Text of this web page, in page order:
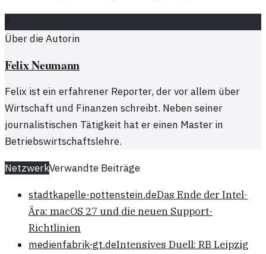
F
Über die Autorin
Felix Neumann
Felix ist ein erfahrener Reporter, der vor allem über
Wirtschaft und Finanzen schreibt. Neben seiner
journalistischen Tätigkeit hat er einen Master in
Betriebswirtschaftslehre.
NetzwerkVerwandte Beiträge
stadtkapelle-pottenstein.deDas Ende der Intel-
Ära: macOS 27 und die neuen Support-
Richtlinien
medienfabrik-gt.deIntensives Duell: RB Leipzig